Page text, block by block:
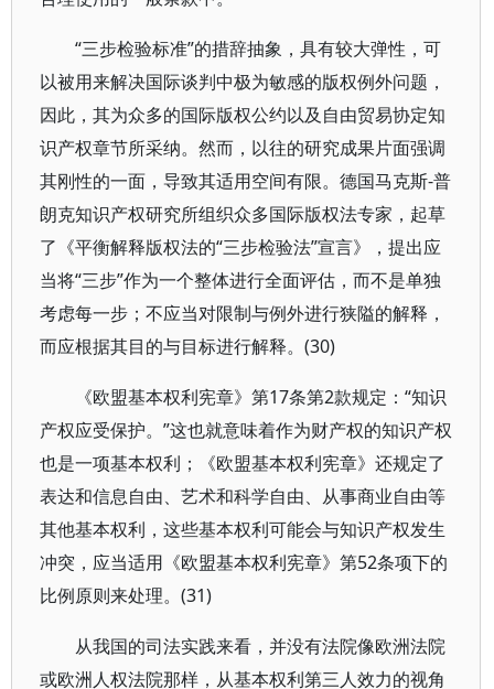
“三步检验标准”的措辞抽象，具有较大弹性，可
以被用来解决国际谈判中极为敏感的版权例外问题，
因此，其为众多的国际版权公约以及自由贸易协定知
识产权章节所采纳。然而，以往的研究成果片面强调
其刚性的一面，导致其适用空间有限。德国马克斯-普
朗克知识产权研究所组织众多国际版权法专家，起草
了《平衡解释版权法的“三步检验法”宣言》，提出应
当将“三步”作为一个整体进行全面评估，而不是单独
考虑每一步；不应当对限制与例外进行狭隘的解释，
而应根据其目的与目标进行解释。(30)
《欧盟基本权利宪章》第17条第2款规定：“知识
产权应受保护。”这也就意味着作为财产权的知识产权
也是一项基本权利；《欧盟基本权利宪章》还规定了
表达和信息自由、艺术和科学自由、从事商业自由等
其他基本权利，这些基本权利可能会与知识产权发生
冲突，应当适用《欧盟基本权利宪章》第52条项下的
比例原则来处理。(31)
从我国的司法实践来看，并没有法院像欧洲法院
或欧洲人权法院那样，从基本权利第三人效力的视角